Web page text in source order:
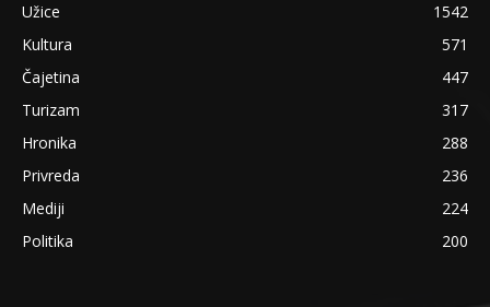
Užice
1542
Kultura
571
Čajetina
447
Turizam
317
Hronika
288
Privreda
236
Mediji
224
Politika
200